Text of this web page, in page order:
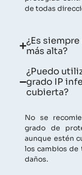
de todas
¿Es
más alta?
¿Puedo
grado IP
cubierta?
No se
grado de
aunque estén
los cambios de
daños.